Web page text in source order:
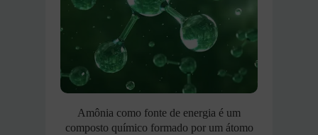
Amônia como fonte de energia é um
composto químico formado por um átomo